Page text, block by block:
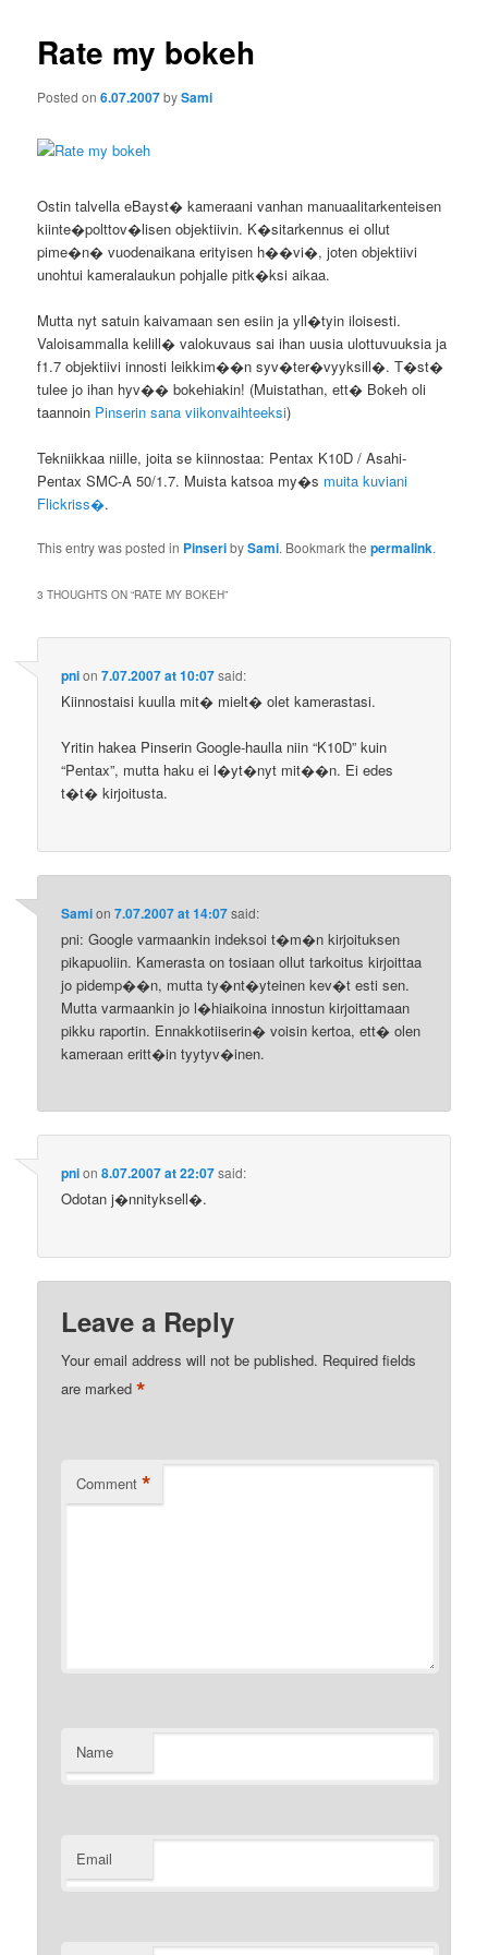
Rate my bokeh
Posted on6.07.2007bySami
Ostin talvella eBayst� kameraani vanhan manuaalitarkenteisen
kiinte�polttov�lisen objektiivin. K�sitarkennus ei ollut
pime�n� vuodenaikana erityisen h��vi�, joten objektiivi
unohtui kameralaukun pohjalle pitk�ksi aikaa.
Mutta nyt satuin kaivamaan sen esiin ja yll�tyin iloisesti.
Valoisammalla kelill� valokuvaus sai ihan uusia ulottuvuuksia ja
f1.7 objektiivi innosti leikkim��n syv�ter�vyyksill�. T�st�
tulee jo ihan hyv�� bokehiakin! (Muistathan, ett� Bokeh oli
taannoin Pinserin sana viikonvaihteeksi)
Tekniikkaa niille, joita se kiinnostaa: Pentax K10D / Asahi-
Pentax SMC-A 50/1.7. Muista katsoa my�s muita kuviani
Flickriss�.
This entry was posted in PinseribySami. Bookmark thepermalink.
3 THOUGHTS ON “RATE MY BOKEH”
pnion7.07.2007 at 10:07said:
Kiinnostaisi kuulla mit� mielt� olet kamerastasi.
Yritin hakea Pinserin Google-haulla niin “K10D” kuin
“Pentax”, mutta haku ei l�yt�nyt mit��n. Ei edes
t�t� kirjoitusta.
Samion7.07.2007 at 14:07said:
pni: Google varmaankin indeksoi t�m�n kirjoituksen
pikapuoliin. Kamerasta on tosiaan ollut tarkoitus kirjoittaa
jo pidemp��n, mutta ty�nt�yteinen kev�t esti sen.
Mutta varmaankin jo l�hiaikoina innostun kirjoittamaan
pikku raportin. Ennakkotiiserin� voisin kertoa, ett� olen
kameraan eritt�in tyytyv�inen.
pnion8.07.2007 at 22:07said:
Odotan j�nnityksell�.
Leave a Reply
Your email address will not be published. Required fields
are marked*
Comment *
Name
Email